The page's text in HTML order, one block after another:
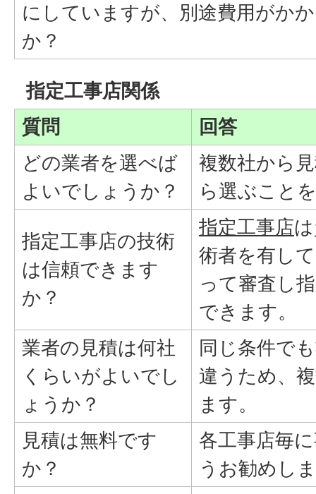
にしていますが、別途費用がか
か？
指定工事店関係
質問
回答
どの業者を選べば
よいでしょうか？
複数社から
ら選ぶこと
指定工事店の技術
は信頼できます
か？
指定工事店
術者を有し
って審査し
できます。
業者の見積は何社
くらいがよいでし
ょうか？
同じ条件で
違うため、
ます。
見積は無料です
か？
各工事店毎
うお勧めし